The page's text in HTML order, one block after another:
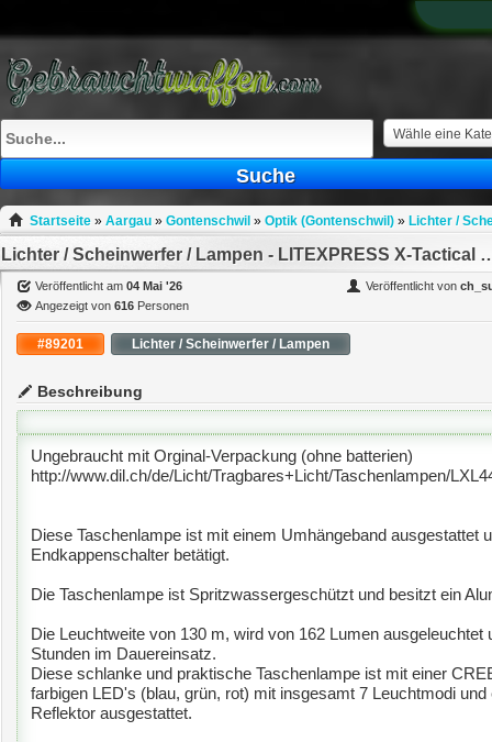
sell
What
to
buy
Stuff
Fill
Wähle eine
Suche
Startseite» Aargau» Gontenschwil » Optik (Gontenschwil)» Lichter /
Lichter / Scheinwerfer /
Veröffentlicht am04 Mai '26 Veröffentlicht von
Angezeigt von616 Personen
#89201 Lichter / Scheinwerfer / Lampen
Beschreibung
Ungebraucht mit Orginal-Verpackung (ohne batterien)
http://www.dil.ch/de/Licht/Tragbares+Licht/Taschenlampen/
Diese Taschenlampe ist mit einem Umhängeband ausgestattet
Endkappenschalter betätigt.
Die Taschenlampe ist Spritzwassergeschützt und besitzt ein
Die Leuchtweite von 130 m, wird von 162 Lumen ausgeleuchtet
Stunden im Dauereinsatz.
Diese schlanke und praktische Taschenlampe ist mit einer
farbigen LED's (blau, grün, rot) mit insgesamt 7 Leuchtmodi
Reflektor ausgestattet.